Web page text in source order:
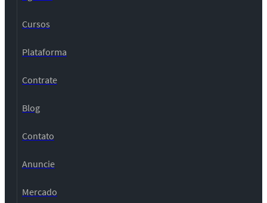
Cursos
Plataforma
Contrate
Blog
Contato
Anuncie
Mercado